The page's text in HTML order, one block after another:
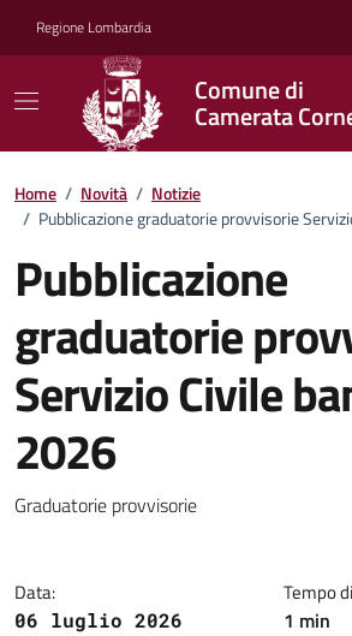
Regione Lombardia
Comune di
Camerata
Home / Novità / Notizie
/ Pubblicazione graduatorie provvisorie
Pubblicazione
graduatorie
Servizio Civile
2026
Dettagli della notizia
Graduatorie provvisorie
Data:
06 luglio 2026
Tempo
1 min